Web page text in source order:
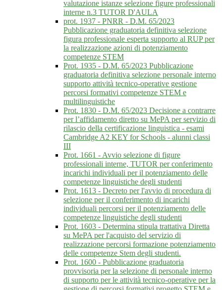
valutazione istanze selezione figure professionali
interne n.3 TUTOR D'AULA
prot. 1937 - PNRR - D.M. 65/2023
Pubblicazione graduatoria definitiva selezione
figura professionale esperta supporto al RUP per
la realizzazione azioni di potenziamento
competenze STEM
Prot. 1935 - D.M. 65/2023 Pubblicazione
graduatoria definitiva selezione personale interno
supporto attività tecnico-operative gestione
percorsi formativi competenze STEM e
multilinguistiche
Prot. 1830 - D.M. 65/2023 Decisione a contrarre
per l’affidamento diretto su MePA per servizio di
rilascio della certificazione linguistica - esami
Cambridge A2 KEY for Schools - alunni classi
III
Prot. 1661 - Avvio selezione di figure
professionali interne, TUTOR per conferimento
incarichi individuali per il potenziamento delle
competenze linguistiche degli studenti
Prot. 1613 - Decreto per l'avvio di procedura di
selezione per il conferimento di incarichi
individuali percorsi per il potenziamento delle
competenze linguistiche degli studenti
Prot. 1603 - Determina stipula trattativa Diretta
su MePA per l'acquisto del servizio di
realizzazione percorsi formazione potenziamento
delle competenze Stem degli studenti.
Prot. 1600 - Pubblicazione graduatoria
provvisoria per la selezione di personale interno
di supporto per le attività tecnico-operative per la